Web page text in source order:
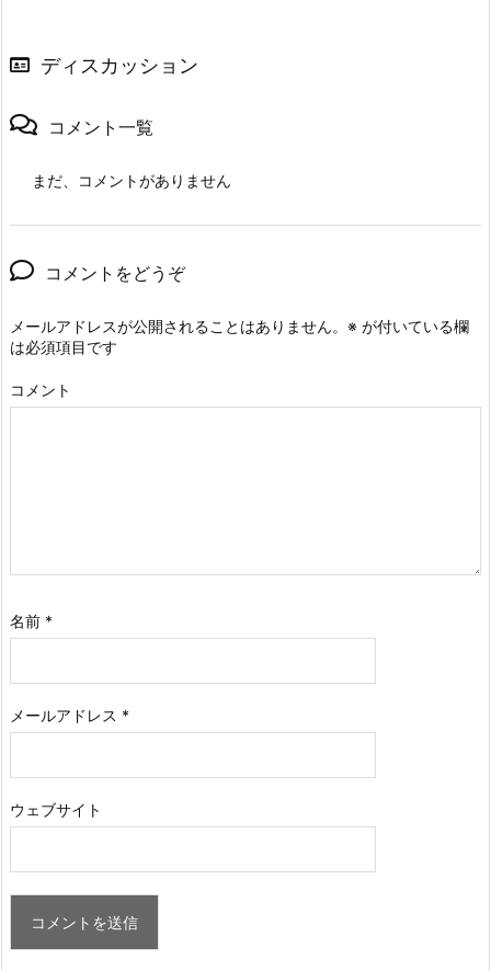
ディスカッション
コメント一覧
まだ、コメントがありません
コメントをどうぞ
メールアドレスが公開されることはありません。 ※ が付いている欄
は必須項目です
コメント
名前 *
メールアドレス *
ウェブサイト